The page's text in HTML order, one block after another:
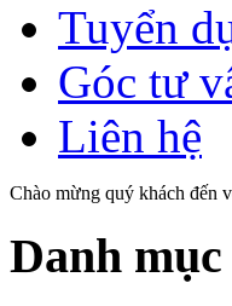
Tuyển
Góc tư
Liên hệ
Chào mừng quý khách đến
Danh